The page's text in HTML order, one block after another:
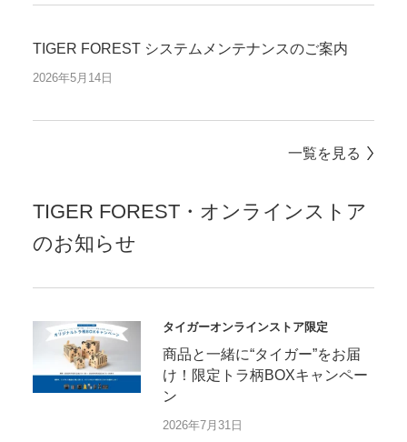
TIGER FOREST システムメンテナンスのご案内
2026年5月14日
一覧を見る
TIGER FOREST・オンラインストア
のお知らせ
タイガーオンラインストア限定
商品と一緒に“タイガー”をお届
け！限定トラ柄BOXキャンペー
ン
2026年7月31日